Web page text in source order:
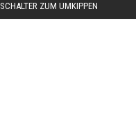
SCHALTER ZUM UMKIPPEN